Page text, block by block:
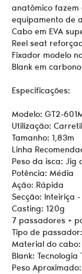
anatômico fazem
equipamento de
Cabo em EVA
Reel seat
Fixador modelo
Blank em
Especificações:
Modelo: GT2-
Utilização:
Tamanho: 1,83m
Linha
Peso da isca: Jig
Potência: Média
Ação: Rápida
Secção: Inteiriça
Casting: 120g
7 passadores +
Tipo de
Material do cabo:
Blank: Tecnologia
Peso